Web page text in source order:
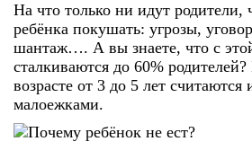
На что только ни идут родители,
ребёнка покушать: угрозы,
шантаж…. А вы знаете, что с
сталкиваются до 60%
возрасте от 3 до 5 лет считаются
малоежками.